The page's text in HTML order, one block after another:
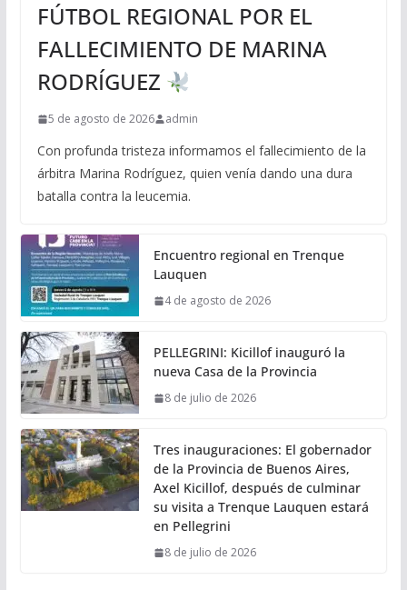
FÚTBOL REGIONAL POR EL
FALLECIMIENTO DE MARINA
RODRÍGUEZ
5 de agosto de 2026 admin
Con profunda tristeza informamos el fallecimiento de la
árbitra Marina Rodríguez, quien venía dando una dura
batalla contra la leucemia.
Encuentro regional en Trenque
Lauquen
4 de agosto de 2026
PELLEGRINI: Kicillof inauguró la
nueva Casa de la Provincia
8 de julio de 2026
Tres inauguraciones: El gobernador
de la Provincia de Buenos Aires,
Axel Kicillof, después de culminar
su visita a Trenque Lauquen estará
en Pellegrini
8 de julio de 2026